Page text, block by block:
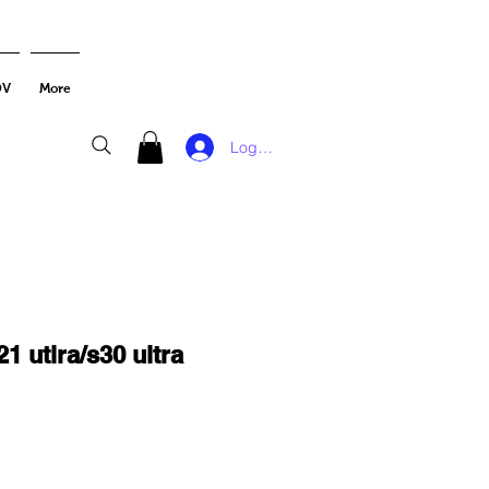
More
Log In
utlra/s30 ultra